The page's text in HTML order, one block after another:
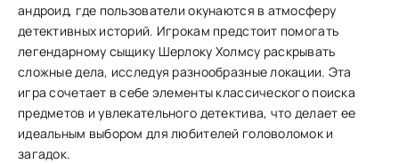
андроид, где пользователи окунаются в атмосферу
детективных историй. Игрокам предстоит помогать
легендарному сыщику Шерлоку Холмсу раскрывать
сложные дела, исследуя разнообразные локации. Эта
игра сочетает в себе элементы классического поиска
предметов и увлекательного детектива, что делает ее
идеальным выбором для любителей головоломок и
загадок.